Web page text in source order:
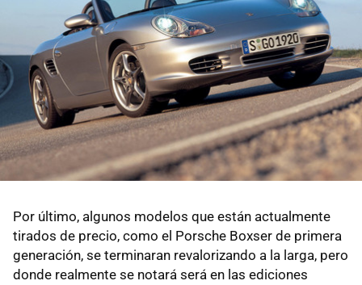
Por último, algunos modelos que están actualmente
tirados de precio, como el Porsche Boxser de primera
generación, se terminaran revalorizando a la larga, pero
donde realmente se notará será en las ediciones